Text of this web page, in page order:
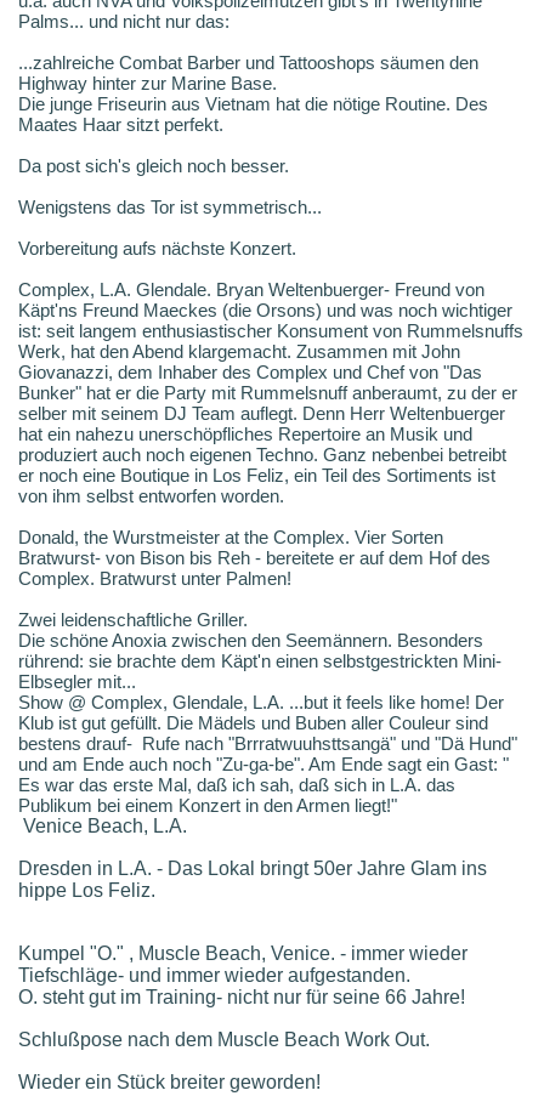
Palms... und nicht nur das:
...zahlreiche Combat Barber und Tattooshops säumen den
Highway hinter zur Marine Base.
Die junge Friseurin aus Vietnam hat die nötige Routine. Des
Maates Haar sitzt perfekt.
Da post sich's gleich noch besser.
Wenigstens das Tor ist symmetrisch...
Vorbereitung aufs nächste Konzert.
Complex, L.A. Glendale. Bryan Weltenbuerger- Freund von
Käpt'ns Freund Maeckes (die Orsons) und was noch wichtiger
ist: seit langem enthusiastischer Konsument von Rummelsnuffs
Werk, hat den Abend klargemacht. Zusammen mit John
Giovanazzi, dem Inhaber des Complex und Chef von "Das
Bunker" hat er die Party mit Rummelsnuff anberaumt, zu der er
selber mit seinem DJ Team auflegt. Denn Herr Weltenbuerger
hat ein nahezu unerschöpfliches Repertoire an Musik und
produziert auch noch eigenen Techno. Ganz nebenbei betreibt
er noch eine Boutique in Los Feliz, ein Teil des Sortiments ist
von ihm selbst entworfen worden.
Donald, the Wurstmeister at the Complex. Vier Sorten
Bratwurst- von Bison bis Reh - bereitete er auf dem Hof des
Complex. Bratwurst unter Palmen!
Zwei leidenschaftliche Griller.
Die schöne Anoxia zwischen den Seemännern. Besonders
rührend: sie brachte dem Käpt'n einen selbstgestrickten Mini-
Elbsegler mit...
Show @ Complex, Glendale, L.A. ...but it feels like home! Der
Klub ist gut gefüllt. Die Mädels und Buben aller Couleur sind
bestens drauf- Rufe nach "Brrratwuuhsttsangä" und "Dä Hund"
und am Ende auch noch "Zu-ga-be". Am Ende sagt ein Gast: "
Es war das erste Mal, daß ich sah, daß sich in L.A. das
Publikum bei einem Konzert in den Armen liegt!"
Venice Beach, L.A.
Dresden in L.A. - Das Lokal bringt 50er Jahre Glam ins
hippe Los Feliz.
Kumpel "O." , Muscle Beach, Venice. - immer wieder
Tiefschläge- und immer wieder aufgestanden.
O. steht gut im Training- nicht nur für seine 66 Jahre!
Schlußpose nach dem Muscle Beach Work Out.
Wieder ein Stück breiter geworden!